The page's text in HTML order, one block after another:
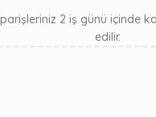
2 iş günü içinde
edilir.